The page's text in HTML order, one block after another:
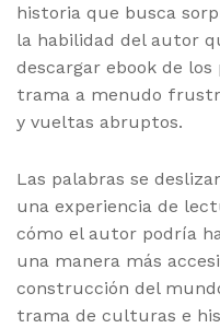
historia que busca
la habilidad del autor
descargar ebook de los
trama a menudo
y vueltas abruptos.
Las palabras se
una experiencia de
cómo el autor podría
una manera más
construcción del
trama de culturas e